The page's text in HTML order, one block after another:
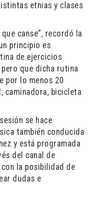
etnias y clases
canse”, recordó la
principio es
de ejercicios
pero que dicha rutina
por lo menos 20
caminadora, bicicleta
se hace
también conducida
y está programada
del canal de
con la posibilidad de
dudas e